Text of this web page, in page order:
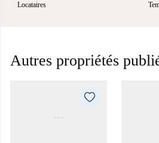
Locataires
Autres propriétés